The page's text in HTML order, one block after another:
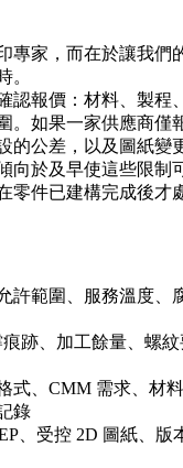
專家，而在於讓我
。
認報價：材料、製程
。如果一家供應商僅
的公差，以及圖紙變
向於及早使這些限
零件已建構完成後才
許範圍、服務溫度、
跡、加工餘量、螺
式、CMM 需求、材
錄
、受控 2D 圖紙、版